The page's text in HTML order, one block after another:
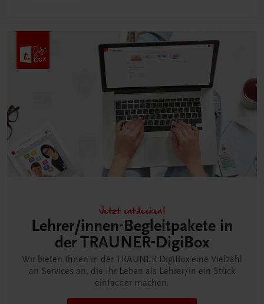
Jetzt entdecken!
Lehrer/innen-Begleitpakete in
der TRAUNER-DigiBox
Wir bieten Ihnen in der TRAUNER-DigiBox eine Vielzahl
an Services an, die Ihr Leben als Lehrer/in ein Stück
einfacher machen.